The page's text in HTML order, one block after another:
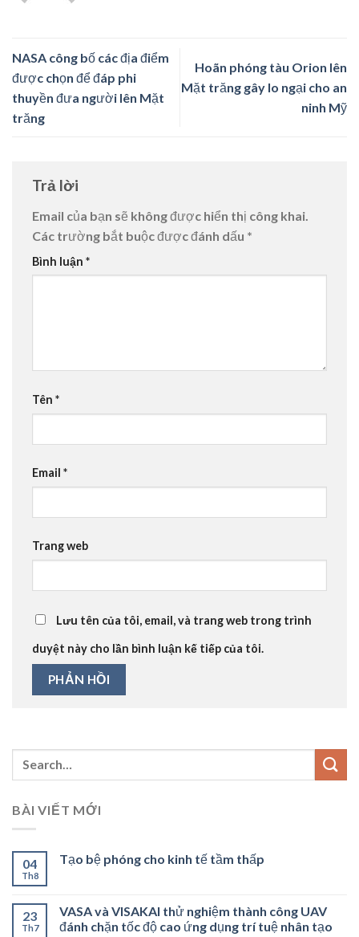
NASA công bố các địa điểm
được chọn để đáp phi
thuyền đưa người lên Mặt
trăng
Hoãn phóng tàu Orion lên
Mặt trăng gây lo ngại cho an
ninh Mỹ
Trả lời
Email của bạn sẽ không được hiển thị công khai.
Các trường bắt buộc được đánh dấu *
Bình luận *
Tên *
Email *
Trang web
Lưu tên của tôi, email, và trang web trong trình
duyệt này cho lần bình luận kế tiếp của tôi.
BÀI VIẾT MỚI
04
Th8
Tạo bệ phóng cho kinh tế tầm thấp
23
Th7
VASA và VISAKAI thử nghiệm thành công UAV
đánh chặn tốc độ cao ứng dụng trí tuệ nhân tạo